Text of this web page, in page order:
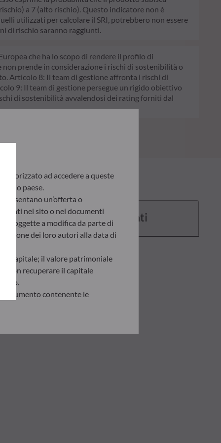
a 7 (alto rischio). Questo indicatore non è
utilizzati per calcolare il SRI, potrebbero non essere
di rischio saranno raggiunti.
che ha lo scopo di rendere il profilo di
prende in considerazione i rischi di sostenibilità o
Articolo 8: Il team di gestione affronta i rischi di
9: Il team di gestione persegue un rigido obiettivo
di sostenibilità avvalendosi dei rating forniti dal
Documenti
ad accedere a queste
paese.
un’offerta o
nel sito o nei documenti
soggette a modifica da parte di
dei loro autori alla data di
capitale; il valore patrimoniale
non recuperare il capitale
documento contenente le
i rischi potenziali.
AM non potrà inoltre essere
in essa contenute.
di ciascun investitore. Si